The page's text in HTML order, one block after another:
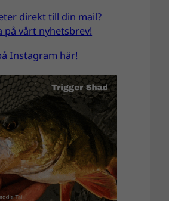
direkt till din mail?
på vårt nyhetsbrev!
Instagram här!